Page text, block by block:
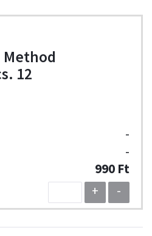
Method
12
-
-
990 Ft
+
-